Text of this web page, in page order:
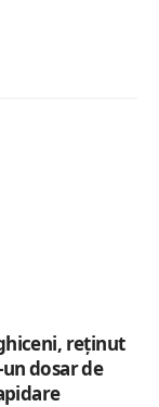
reţinut
dosar de